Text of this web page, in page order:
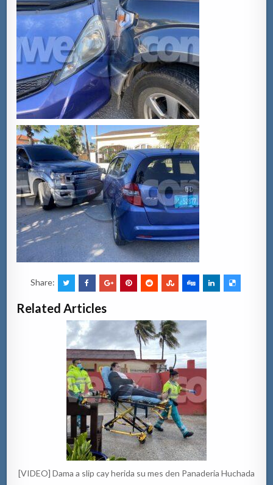
Share:
Related Articles
[VIDEO] Dama a slip cay herida su mes den Panaderia Huchada